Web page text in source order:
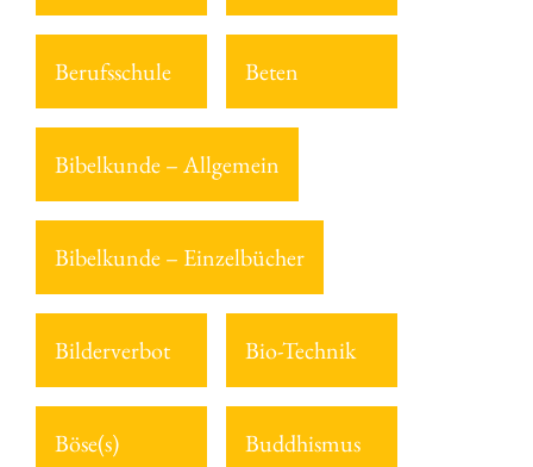
Berufsschule Beten
Bibelkunde – Allgemein
Bibelkunde – Einzelbücher
Bilderverbot Bio-Technik
Böse(s) Buddhismus